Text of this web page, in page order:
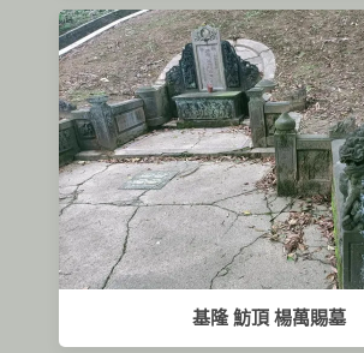
基隆 魴頂 楊萬賜墓